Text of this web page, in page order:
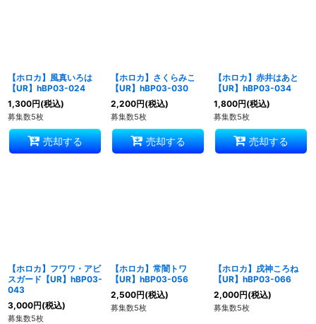
【ホロカ】風真いろは
【UR】hBP03-024
1,300円(税込)
募集数5枚
売却する
【ホロカ】さくらみこ
【UR】hBP03-030
2,200円(税込)
募集数5枚
売却する
【ホロカ】赤井はあと
【UR】hBP03-034
1,800円(税込)
募集数5枚
売却する
【ホロカ】フワワ・アビ
スガード【UR】hBP03-
043
3,000円(税込)
募集数5枚
【ホロカ】常闇トワ
【UR】hBP03-056
2,500円(税込)
募集数5枚
【ホロカ】戌神ころね
【UR】hBP03-066
2,000円(税込)
募集数5枚